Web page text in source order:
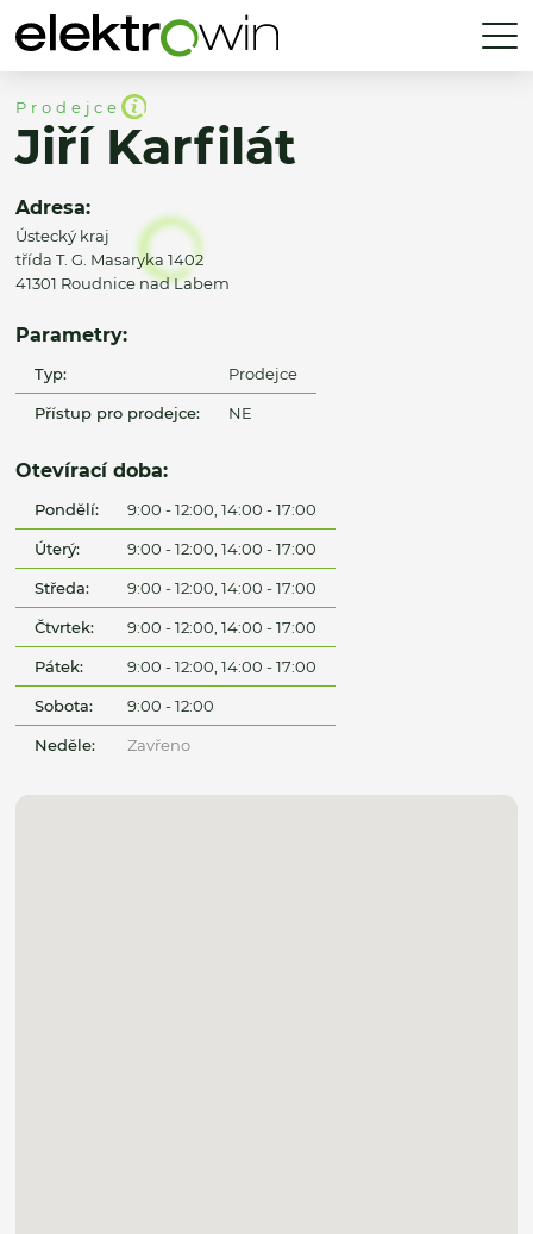
Prodejce
Jiří Karfilát
Adresa:
Ústecký kraj
třída T. G. Masaryka 1402
41301 Roudnice nad Labem
Parametry:
Typ: Prodejce
Přístup pro prodejce: NE
Otevírací doba:
Pondělí: 9:00 - 12:00, 14:00 - 17:00
Úterý: 9:00 - 12:00, 14:00 - 17:00
Středa: 9:00 - 12:00, 14:00 - 17:00
Čtvrtek: 9:00 - 12:00, 14:00 - 17:00
Pátek: 9:00 - 12:00, 14:00 - 17:00
Sobota: 9:00 - 12:00
Neděle: Zavřeno